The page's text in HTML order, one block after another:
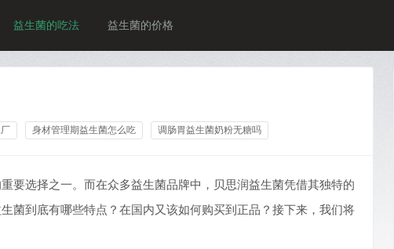
益生菌的吃法 益生菌的价格
身材管理期益生菌怎么吃 调肠胃益生菌奶粉无糖吗
要选择之一。而在众多益生菌品牌中，贝思润益生菌凭借其独特的
菌到底有哪些特点？在国内又该如何购买到正品？接下来，我们将